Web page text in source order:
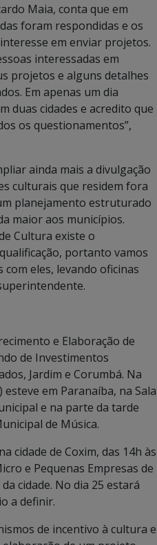
Maia, conta que em
foram respondidas e os
em enviar projetos.
interessadas em
projetos e alguns detalhes
Em apenas um dia
duas cidades e acredito que
os questionamentos”,
ainda mais a divulgação
culturais que residem fora
planejamento estruturado
maior aos municípios.
Cultura existe o
portanto vamos
eles, levando oficinas
e Elaboração de
de Investimentos
Jardim e Corumbá. Na
em Paranaíba, na Sala
e na parte da tarde
de Música.
cidade de Coxim, das 14h às
e Pequenas Empresas de
cidade. No dia 25 estará
a definir.
de incentivo à cultura e